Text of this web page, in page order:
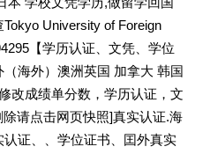
University of Foreign
【学历认证、文凭、学位
海外）澳洲英国 加拿大 韩国
改成绩单分数，学历认证，文
请点击网页快照]真实认证.海
证、、学位证书、囯外真实